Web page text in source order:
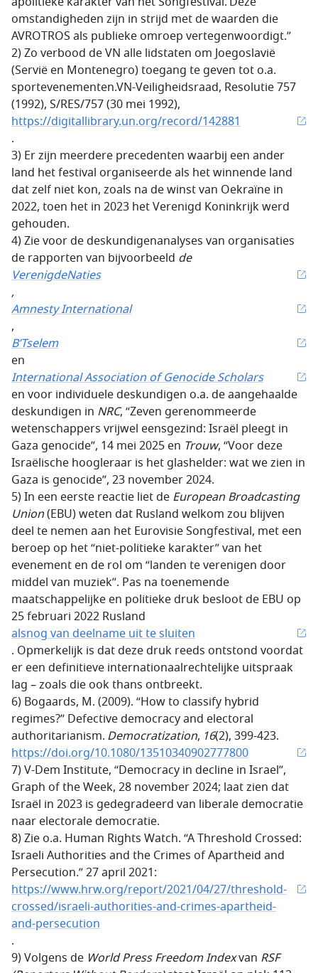
omstandigheden zijn in strijd met de waarden die
AVROTROS als publieke omroep vertegenwoordigt.”
2) Zo verbood de VN alle lidstaten om Joegoslavië
(Servië en Montenegro) toegang te geven tot o.a.
sportevenementen.VN-Veiligheidsraad, Resolutie 757
(1992), S/RES/757 (30 mei 1992),
https://digitallibrary.un.org/record/142881
.
3) Er zijn meerdere precedenten waarbij een ander
land het festival organiseerde als het winnende land
dat zelf niet kon, zoals na de winst van Oekraïne in
2022, toen het in 2023 het Verenigd Koninkrijk werd
gehouden.
4) Zie voor de deskundigenanalyses van organisaties
de rapporten van bijvoorbeeld de
VerenigdeNaties
,
Amnesty International
,
B’Tselem
en
International Association of Genocide Scholars
en voor individuele deskundigen o.a. de aangehaalde
deskundigen in NRC, “Zeven gerenommeerde
wetenschappers vrijwel eensgezind: Israël pleegt in
Gaza genocide”, 14 mei 2025 en Trouw, “Voor deze
Israëlische hoogleraar is het glashelder: wat we zien in
Gaza is genocide”, 23 november 2024.
5) In een eerste reactie liet de European Broadcasting
Union(EBU) weten dat Rusland welkom zou blijven
deel te nemen aan het Eurovisie Songfestival, met een
beroep op het “niet-politieke karakter” van het
evenement en de rol om “landen te verenigen door
middel van muziek”. Pas na toenemende
maatschappelijke en politieke druk besloot de EBU op
25 februari 2022 Rusland
alsnog van deelname uit te sluiten
. Opmerkelijk is dat deze druk reeds ontstond voordat
er een definitieve internationaalrechtelijke uitspraak
lag – zoals die ook thans ontbreekt.
6) Bogaards, M. (2009). “How to classify hybrid
regimes?” Defective democracy and electoral
authoritarianism. Democratization, 16(2), 399-423.
https://doi.org/10.1080/13510340902777800
7) V-Dem Institute, “Democracy in decline in Israel”,
Graph of the Week, 28 november 2024; laat zien dat
Israël in 2023 is gedegradeerd van liberale democratie
naar electorale democratie.
8)Zie o.a. Human Rights Watch. “A Threshold Crossed:
Israeli Authorities and the Crimes of Apartheid and
Persecution.”27 april 2021:
https://www.hrw.org/report/2021/04/27/threshold-
crossed/israeli-authorities-and-crimes-apartheid-
and-persecution
.
9) Volgens de World Press Freedom Indexvan RSF